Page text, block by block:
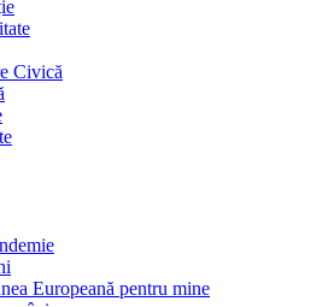
Civică
Europeană pentru mine